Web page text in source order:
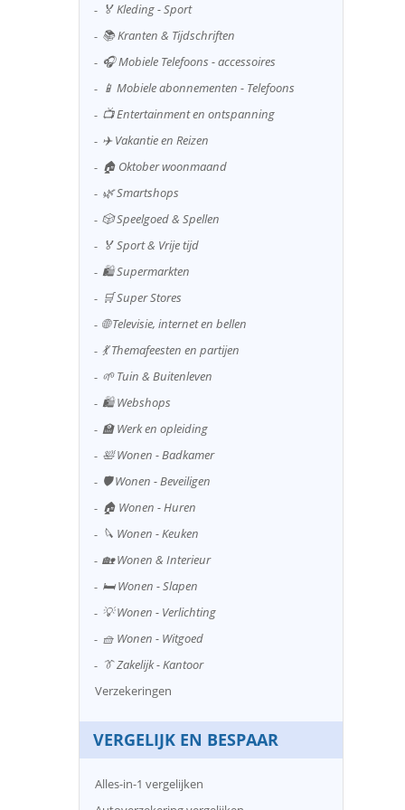
🏅 Kleding - Sport
📚 Kranten & Tijdschriften
🎧 Mobiele Telefoons - accessoires
📱 Mobiele abonnementen - Telefoons
📺 Entertainment en ontspanning
✈️ Vakantie en Reizen
🏠 Oktober woonmaand
🌿 Smartshops
🎲 Speelgoed & Spellen
🏅 Sport & Vrije tijd
🛍️ Supermarkten
🛒 Super Stores
🌐 Televisie, internet en bellen
💃 Themafeesten en partijen
🌱 Tuin & Buitenleven
🛍️ Webshops
🏫 Werk en opleiding
🛀 Wonen - Badkamer
🛡️ Wonen - Beveiligen
🏠 Wonen - Huren
🔪 Wonen - Keuken
🏡 Wonen & Interieur
🛏️ Wonen - Slapen
💡 Wonen - Verlichting
🧺 Wonen - Witgoed
👔 Zakelijk - Kantoor
Verzekeringen
VERGELIJK EN BESPAAR
Alles-in-1 vergelijken